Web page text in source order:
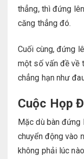
thẳng, thì đứng
căng thẳng đó.
Cuối cùng, đứng
một số vấn đề về
chẳng hạn như
Cuộc Họp
Mặc dù bàn đứng
chuyển động vào
không phải lúc